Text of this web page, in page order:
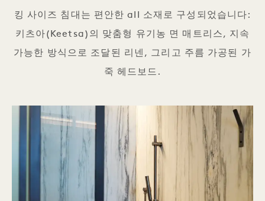
킹 사이즈 침대는 편안한 all 소재로 구성되었습니다:
키츠아(Keetsa)의 맞춤형 유기농 면 매트리스, 지속
가능한 방식으로 조달된 리넨, 그리고 주름 가공된 가
죽 헤드보드.